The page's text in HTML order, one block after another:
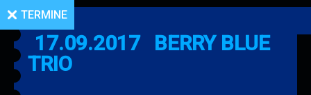
TERMINE
17.09.2017
BERRY BLUE
TRIO